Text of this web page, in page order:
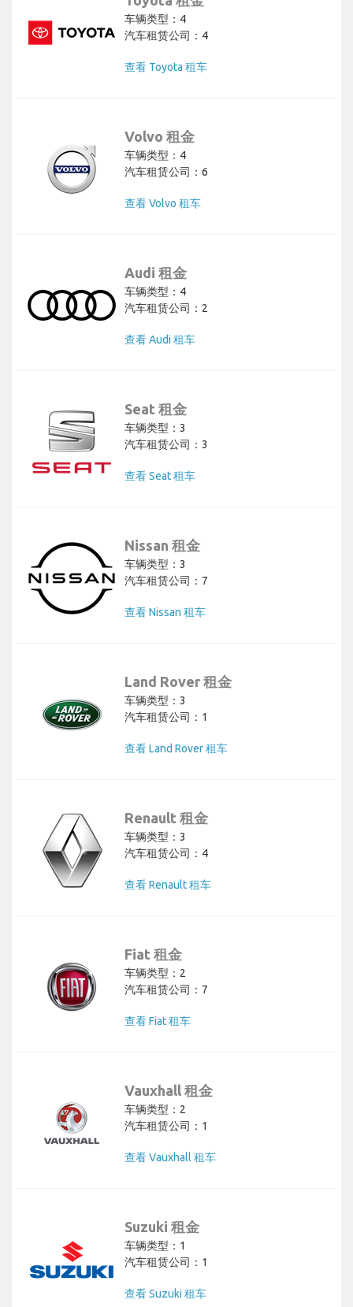
车辆类型：4
汽车租赁公司：4
查看 Toyota 租车
Volvo 租金
车辆类型：4
汽车租赁公司：6
查看 Volvo 租车
Audi 租金
车辆类型：4
汽车租赁公司：2
查看 Audi 租车
Seat 租金
车辆类型：3
汽车租赁公司：3
查看 Seat 租车
Nissan 租金
车辆类型：3
汽车租赁公司：7
查看 Nissan 租车
Land Rover 租金
车辆类型：3
汽车租赁公司：1
查看 Land Rover 租车
Renault 租金
车辆类型：3
汽车租赁公司：4
查看 Renault 租车
Fiat 租金
车辆类型：2
汽车租赁公司：7
查看 Fiat 租车
Vauxhall 租金
车辆类型：2
汽车租赁公司：1
查看 Vauxhall 租车
Suzuki 租金
车辆类型：1
汽车租赁公司：1
查看 Suzuki 租车